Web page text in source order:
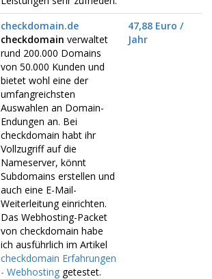
checkdomain.de
checkdomain verwaltet
rund 200.000 Domains
von 50.000 Kunden und
bietet wohl eine der
umfangreichsten
Auswahlen an Domain-
Endungen an. Bei
checkdomain habt ihr
Vollzugriff auf die
Nameserver, könnt
Subdomains erstellen und
auch eine E-Mail-
Weiterleitung einrichten.
Das Webhosting-Packet
von checkdomain habe
ich ausführlich im Artikel
checkdomain Erfahrungen
- Webhosting getestet.
47,88 Euro /
Jahr